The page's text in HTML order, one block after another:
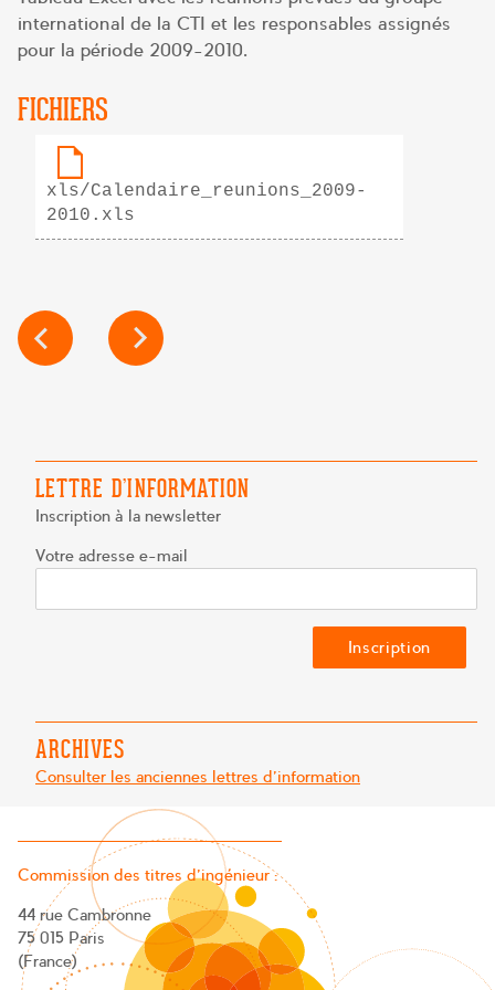
international de la CTI et les responsables assignés
pour la période 2009-2010.
FICHIERS
xls/Calendaire_reunions_2009-
2010.xls
NAVIGATION
DE
LETTRE D’INFORMATION
Inscription à la newsletter
Votre adresse e-mail
ARCHIVES
Consulter les anciennes lettres d'information
Commission des titres d’ingénieur :
44 rue Cambronne
75 015 Paris
(France)